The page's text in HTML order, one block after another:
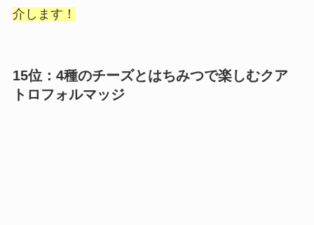
介します！
15位：4種のチーズとはちみつで楽しむクア
トロフォルマッジ